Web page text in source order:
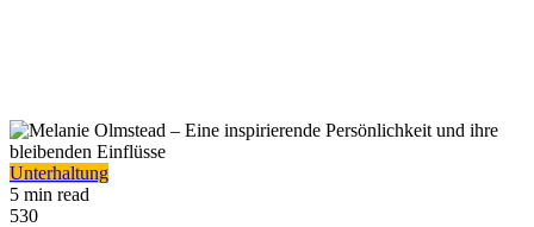
Unterhaltung
5 min read
530